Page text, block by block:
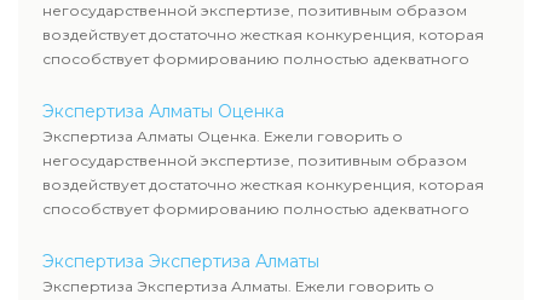
негосударственной экспертизе, позитивным образом
воздействует достаточно жесткая конкуренция, которая
способствует формированию полностью адекватного
Экспертиза Алматы Оценка
Экспертиза Алматы Оценка. Ежели говорить о
негосударственной экспертизе, позитивным образом
воздействует достаточно жесткая конкуренция, которая
способствует формированию полностью адекватного
Экспертиза Экспертиза Алматы
Экспертиза Экспертиза Алматы. Ежели говорить о